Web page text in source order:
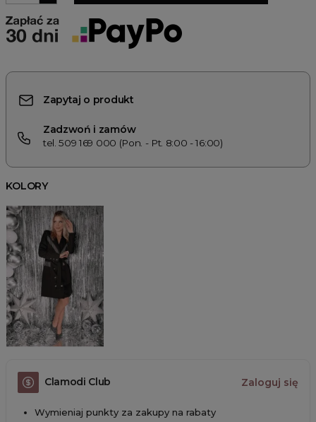
Zapytaj o produkt
Zadzwoń i zamów
tel. 509 169 000 (Pon. - Pt. 8:00 - 16:00)
KOLORY
Clamodi Club Zaloguj się
Wymieniaj punkty za zakupy na rabaty